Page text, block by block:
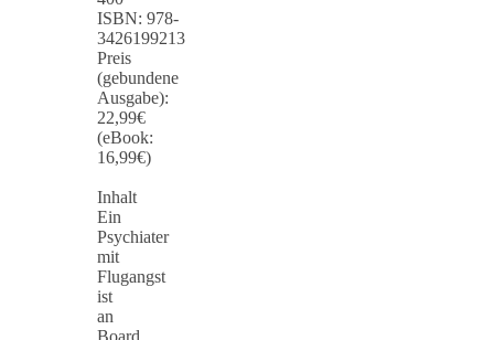
ISBN: 978-
3426199213
Preis
(gebundene
Ausgabe):
22,99€
(eBook:
16,99€)
Inhalt
Ein
Psychiater
mit
Flugangst
ist
an
Board